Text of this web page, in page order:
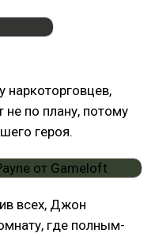
не по плану, потому
героя.
всех, Джон
где полным-